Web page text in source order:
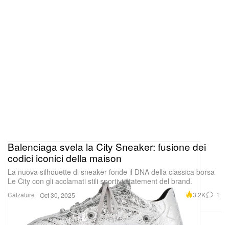
Lexa Gates cammina su una ruota per
10 ore prima dell’uscita dell’album
Calzature
Balenciaga svela la City Sneaker: fusione dei
codici iconici della maison
La nuova silhouette di sneaker fonde il DNA della classica borsa
Le City con gli acclamati stili sportivi statement del brand.
Oct 30, 2025 3.2K 1